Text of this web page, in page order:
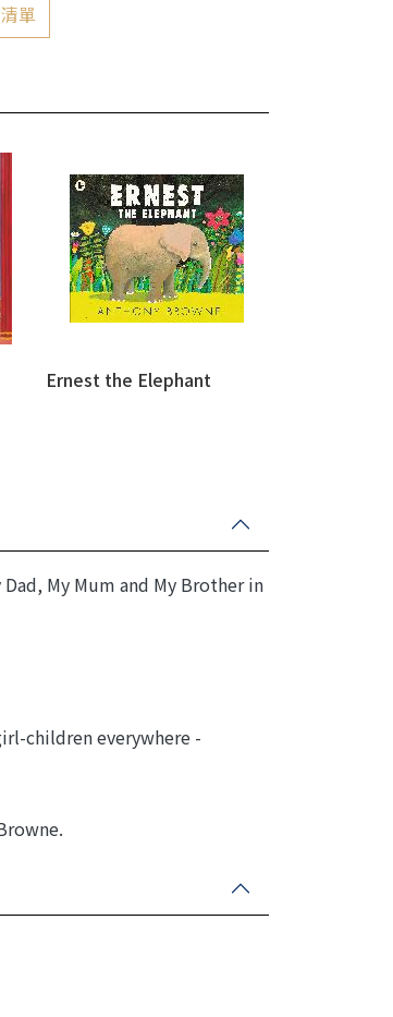
單
Ernest the Elephant
My Mum and My Brother in
children everywhere -